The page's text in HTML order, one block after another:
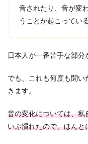
音されたり、音が変
うことが起こってい
日本人が一番苦手な部分
でも、これも何度も聞
きます。
音の変化については、
いぶ慣れたので、ほんと